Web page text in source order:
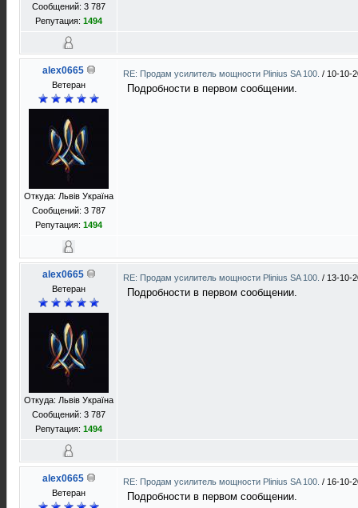
Сообщений: 3 787
Репутация: 1494
alex0665
Ветеран
Откуда: Львів Україна
Сообщений: 3 787
Репутация: 1494
RE: Продам усилитель мощности Plinius SA 100. / 10-10-
Подробности в первом сообщении.
alex0665
Ветеран
Откуда: Львів Україна
Сообщений: 3 787
Репутация: 1494
RE: Продам усилитель мощности Plinius SA 100. / 13-10-
Подробности в первом сообщении.
alex0665
Ветеран
RE: Продам усилитель мощности Plinius SA 100. / 16-10-
Подробности в первом сообщении.